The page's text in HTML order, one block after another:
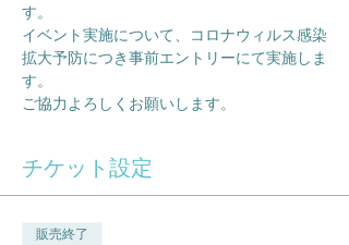
す。
イベント実施について、コロナウィルス感染
拡大予防につき事前エントリーにて実施しま
す。
ご協力よろしくお願いします。
チケット設定
販売終了